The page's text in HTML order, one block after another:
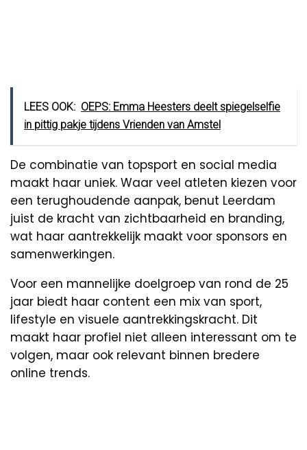
LEES OOK: OEPS: Emma Heesters deelt spiegelselfie
in pittig pakje tijdens Vrienden van Amstel
De combinatie van topsport en social media
maakt haar uniek. Waar veel atleten kiezen voor
een terughoudende aanpak, benut Leerdam
juist de kracht van zichtbaarheid en branding,
wat haar aantrekkelijk maakt voor sponsors en
samenwerkingen.
Voor een mannelijke doelgroep van rond de 25
jaar biedt haar content een mix van sport,
lifestyle en visuele aantrekkingskracht. Dit
maakt haar profiel niet alleen interessant om te
volgen, maar ook relevant binnen bredere
online trends.